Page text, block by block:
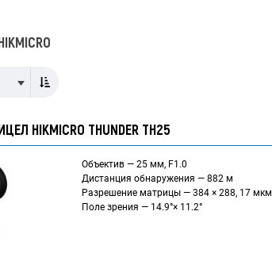
HIKMICRO THUNDER TH25
Объектив — 25 мм, F1.0
Дистанция обнаружения — 882 м
Разрешение матрицы — 384 × 288, 17 мкм
Поле зрения — 14.9°× 11.2°